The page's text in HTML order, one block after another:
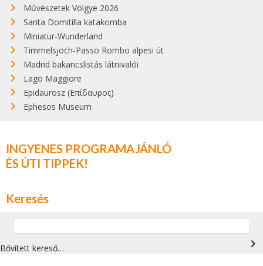
Művészetek Völgye 2026
Santa Domitilla katakomba
Miniatur-Wunderland
Timmelsjoch-Passo Rombo alpesi út
Madrid bakancslistás látnivalói
Lago Maggiore
Epidaurosz (Επίδαυρος)
Ephesos Museum
INGYENES PROGRAMAJÁNLÓ
ÉS ÚTI TIPPEK!
Keresés
Bővített kereső… navigate_next